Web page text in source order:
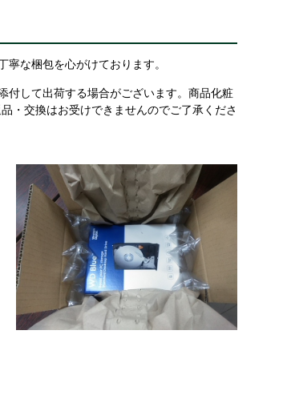
な梱包を心がけております。
付して出荷する場合がございます。商品化粧
・交換はお受けできませんのでご了承くださ